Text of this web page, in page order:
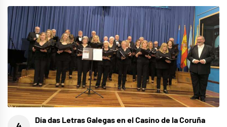
Día das Letras Galegas en el Casino de la Coruña